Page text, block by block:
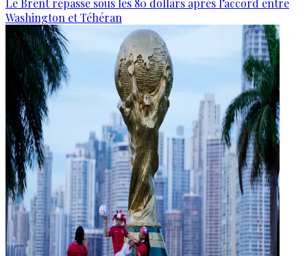
Le Brent repasse sous les 80 dollars après l’accord entre
Washington et Téhéran